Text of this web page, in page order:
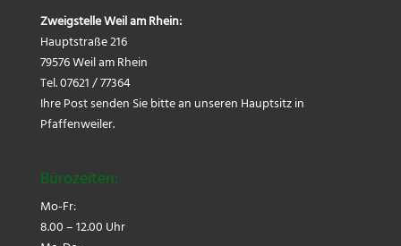
Zweigstelle Weil am Rhein:
Hauptstraße 216
79576 Weil am Rhein
Tel. 07621 / 77364
Ihre Post senden Sie bitte an unseren Hauptsitz in
Pfaffenweiler.
Bürozeiten:
Mo-Fr:
8.00 – 12.00 Uhr